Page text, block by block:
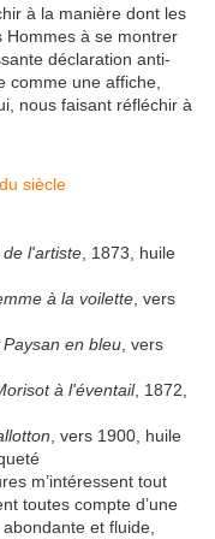
à la manière dont les
Hommes à se montrer
déclaration anti-
comme une affiche,
nous faisant réfléchir à
l'artiste , 1873, huile
à la voilette , vers
en bleu , vers
à l'éventail, 1872,
, vers 1900, huile
m’intéressent tout
toutes compte d’une
et fluide,